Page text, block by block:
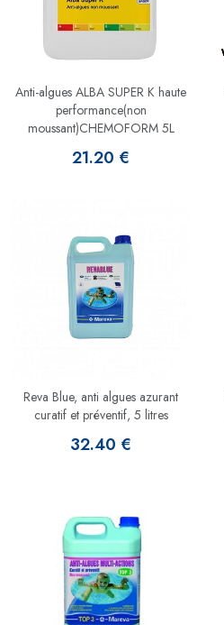
Anti-algues ALBA SUPER K haute
performance(non
moussant)CHEMOFORM 5L
21.20 €
Reva Blue, anti algues azurant
curatif et préventif, 5 litres
32.40 €